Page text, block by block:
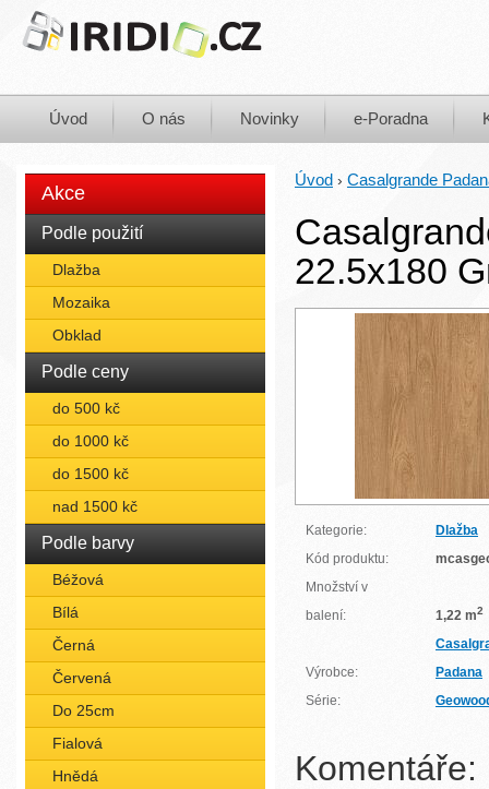
Úvod O nás Novinky e-Poradna
Akce
Podle použití
Dlažba
Mozaika
Obklad
Podle ceny
do 500 kč
do 1000 kč
do 1500 kč
nad 1500 kč
Podle barvy
Béžová
Bílá
Černá
Červená
Do 25cm
Fialová
Hnědá
Úvod › Casalgrande
22.5x180
Kategorie:
Dlažba
Kód produktu:
Množství v
balení:
1,22 m2
Výrobce:
Padana
Série:
Komentáře: